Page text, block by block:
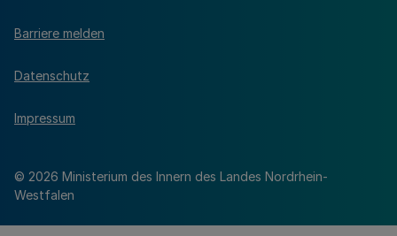
© 2026 Ministerium des Innern des Landes Nordrhein-
Westfalen
Barriere melden
Datenschutz
Impressum